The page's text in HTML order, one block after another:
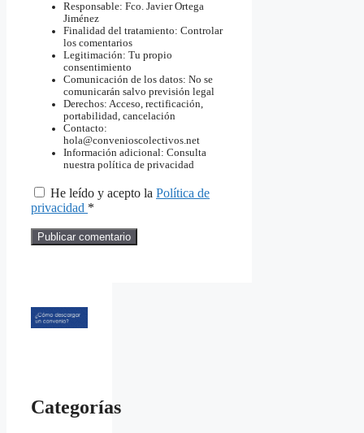
Responsable: Fco. Javier Ortega
Jiménez
Finalidad del tratamiento: Controlar
los comentarios
Legitimación: Tu propio
consentimiento
Comunicación de los datos: No se
comunicarán salvo previsión legal
Derechos: Acceso, rectificación,
portabilidad, cancelación
Contacto:
hola@convenioscolectivos.net
Información adicional: Consulta
nuestra política de privacidad
He leído y acepto la Política de
privacidad *
Categorías